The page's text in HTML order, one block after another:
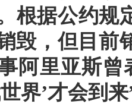
根据公约规
毁，但目前
阿里亚斯
界’才会到